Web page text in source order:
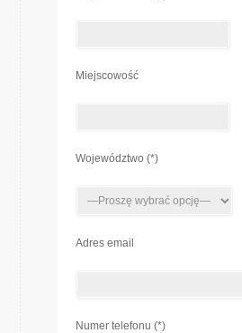
Miejscowość
Województwo (*)
Adres email
Numer telefonu (*)